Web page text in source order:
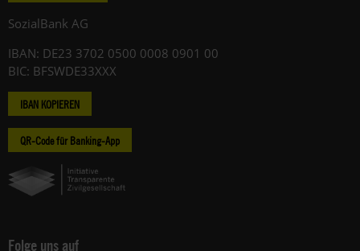
SozialBank AG
IBAN: DE23 3702 0500 0008 0901 00
BIC: BFSWDE33XXX
IBAN KOPIEREN
QR-Code für Banking-App
Folge uns auf